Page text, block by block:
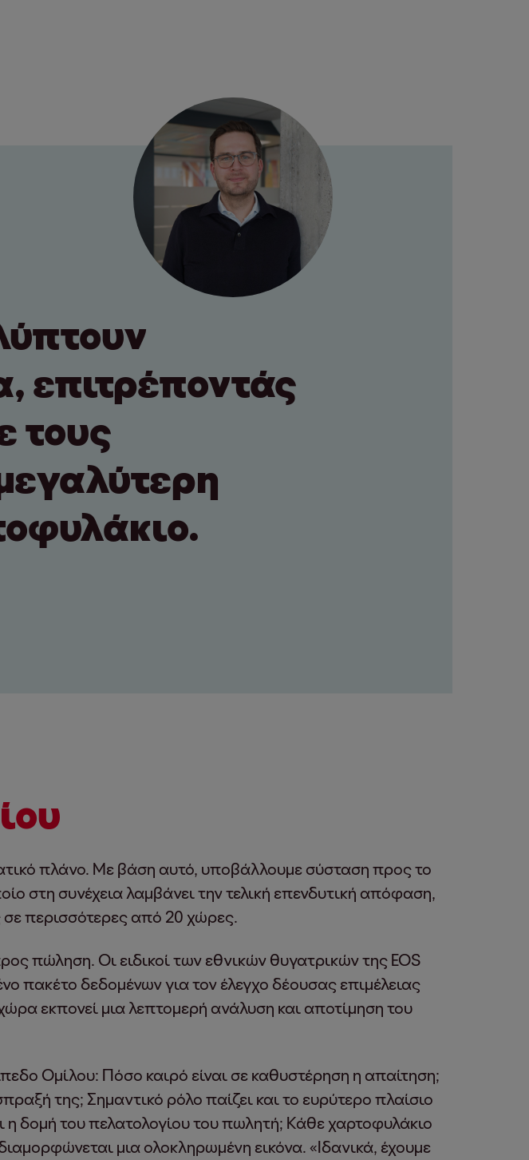
επιτρέποντάς
τους
πλάνο. Με βάση αυτό, υποβάλλουμε σύσταση προς το
στη συνέχεια λαμβάνει την τελική επενδυτική απόφαση,
σε περισσότερες από 20 χώρες.
πώληση. Οι ειδικοί των εθνικών θυγατρικών της EOS
πακέτο δεδομένων για τον έλεγχο δέουσας επιμέλειας
εκπονεί μια λεπτομερή ανάλυση και αποτίμηση του
Ομίλου: Πόσο καιρό είναι σε καθυστέρηση η απαίτηση;
της; Σημαντικό ρόλο παίζει και το ευρύτερο πλαίσιο
δομή του πελατολογίου του πωλητή; Κάθε χαρτοφυλάκιο
μια ολοκληρωμένη εικόνα. «Ιδανικά, έχουμε